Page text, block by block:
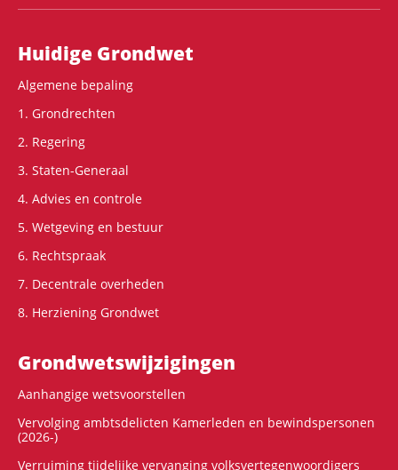
Hoofdnavigatie
Huidige Grondwet
Algemene bepaling
1. Grondrechten
2. Regering
3. Staten-Generaal
4. Advies en controle
5. Wetgeving en bestuur
6. Rechtspraak
7. Decentrale overheden
8. Herziening Grondwet
Grondwets­wijzigingen
Aanhangige wetsvoorstellen
Vervolging ambtsdelicten Kamerleden en bewindspersonen
(2026-)
Verruiming tijdelijke vervanging volksvertegenwoordigers